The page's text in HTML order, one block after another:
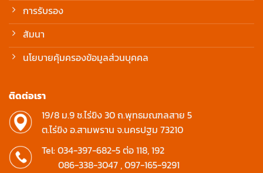
การรับรอง
สัมนา
นโยบายคุ้มครองข้อมูลส่วนบุคคล
ติดต่อเรา
19/8 ม.9 ซ.ไร่ขิง 30 ถ.พุทธมณฑลสาย 5
ต.ไร่ขิง อ.สามพราน จ.นครปฐม 73210
Tel:034-397-682-5ต่อ 118, 192
086-338-3047 ,097-165-9291